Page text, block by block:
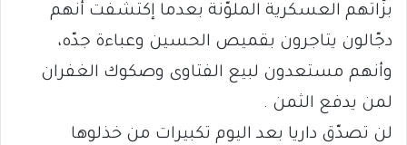
بزّاتهم العسكرية الملوّنة بعدما إكتشفت أنهم
دجّالون يتاجرون بقميص الحسين وعباءة جدّه،
وأنهم مستعدون لبيع الفتاوى وصكوك الغفران
لمن يدفع الثمن .
لن تصدّق داريا بعد اليوم تكبيرات من خذلوها